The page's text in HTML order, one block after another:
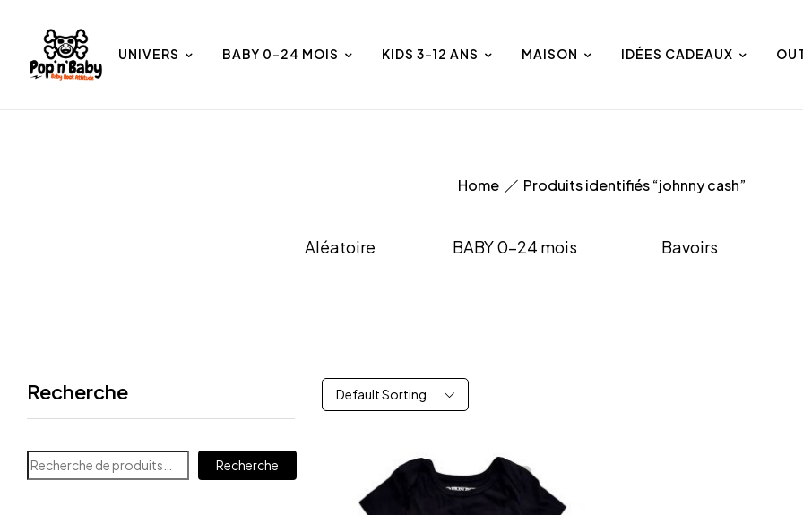
UNIVERS BABY 0-24 MOIS KIDS 3-12 ANS MAISON IDÉES CADEAUX
Home Produits identifiés “johnny cash”
Aléatoire BABY 0-24 mois Bavoirs
Recherche
Recherche
Default Sorting